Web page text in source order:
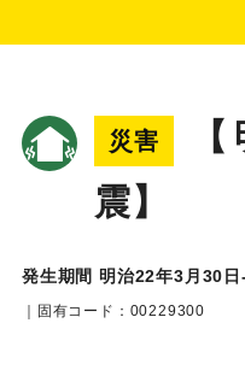
災害
震】
発生期間 明治22年3月30日
｜固有コード：00229300